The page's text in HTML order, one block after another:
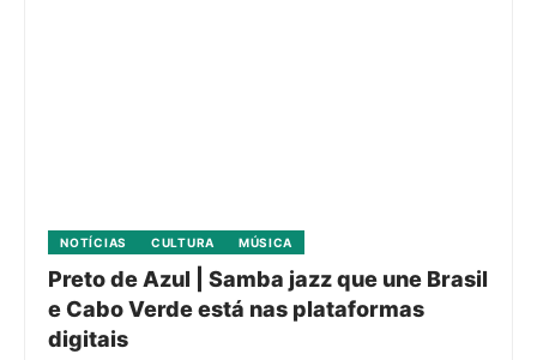
NOTÍCIAS CULTURA MÚSICA
Preto de Azul | Samba jazz que une Brasil
e Cabo Verde está nas plataformas
digitais